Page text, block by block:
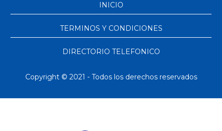
INICIO
TERMINOS Y CONDICIONES
DIRECTORIO TELEFONICO
Copyright © 2021 - Todos los derechos reservados